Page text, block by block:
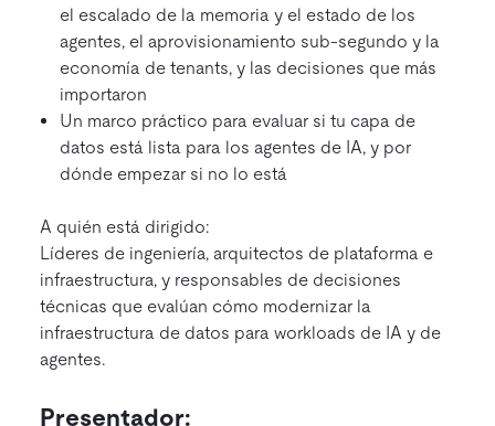
el escalado de la memoria y el estado de los
agentes, el aprovisionamiento sub-segundo y la
economía de tenants, y las decisiones que más
importaron
Un marco práctico para evaluar si tu capa de
datos está lista para los agentes de IA, y por
dónde empezar si no lo está
A quién está dirigido:
Líderes de ingeniería, arquitectos de plataforma e
infraestructura, y responsables de decisiones
técnicas que evalúan cómo modernizar la
infraestructura de datos para workloads de IA y de
agentes.
Presentador: